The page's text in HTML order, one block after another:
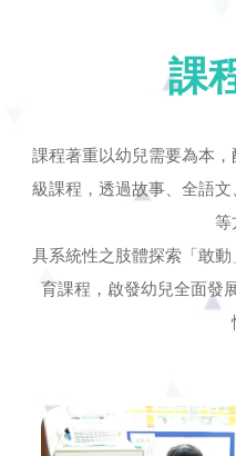
課
課程著重以幼兒需要為本
級課程，透過故事、全語
等
具系統性之肢體探索「敢
育課程，啟發幼兒全面發